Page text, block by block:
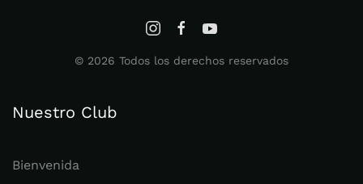
© 2026 Todos los derechos reservados
Nuestro Club
Bienvenida